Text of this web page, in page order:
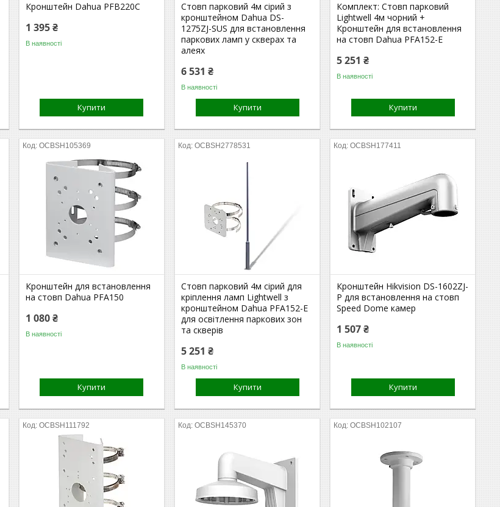
Кронштейн Dahua PFB220C
1 395 ₴
В наявності
Купити
Стовп парковий 4м сірий з
кронштейном Dahua DS-
1275ZJ-SUS для встановлення
паркових ламп у скверах та
алеях
6 531 ₴
В наявності
Купити
Комплект: Стовп парковий
Lightwell 4м чорний +
Кронштейн для встановлення
на стовп Dahua PFA152-E
5 251 ₴
В наявності
Купити
OCBSH105369
Кронштейн для встановлення
на стовп Dahua PFA150
1 080 ₴
В наявності
Купити
OCBSH2778531
Стовп парковий 4м сірий для
кріплення ламп Lightwell з
кронштейном Dahua PFA152-E
для освітлення паркових зон
та скверів
5 251 ₴
В наявності
Купити
OCBSH177411
Кронштейн Hikvision DS-1602ZJ-
P для встановлення на стовп
Speed Dome камер
1 507 ₴
В наявності
Купити
OCBSH111792 OCBSH145370 OCBSH102107